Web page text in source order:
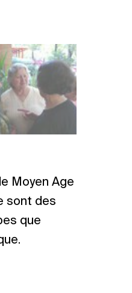
Moyen Age
sont des
que